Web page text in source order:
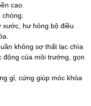
cao.
xước, hư hỏng bộ điều
không sợ thất lạc chìa
động của môi trường, gọn
gỉ, cứng giúp móc khóa